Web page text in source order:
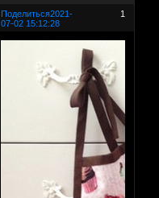
Поделиться 1
2021-
07-02 15:12:28